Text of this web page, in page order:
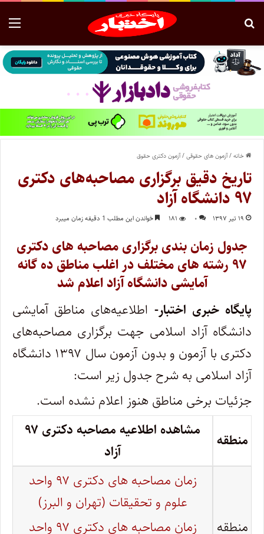
خانه/آزمون های حقوقی/آزمون دکتری حقوق
تاریخ دقیق برگزاری مصاحبه‌های دکتری
۹۷ دانشگاه آزاد
۱۹ تیر ۱۳۹۷ ۰ ۱۸۱ خواندن این مطلب 1 دقیقه زمان میبرد
جدول زمان بندی برگزاری مصاحبه های دکتری
۹۷ رشته های مختلف در اغلب مناطق ده گانه
آمایشی دانشگاه آزاد اعلام شد
پایگاه خبری اختبار- اطلاعیه‌های مناطق آمایشی
دانشگاه آزاد اسلامی جهت برگزاری مصاحبه‌های
دکتری با آزمون و بدون آزمون سال ۱۳۹۷ دانشگاه
آزاد اسلامی به شرح جدول زیر است:
جزئیات برخی مناطق هنوز اعلام نشده است.
منطقه
مشاهده اطلاعیه مصاحبه دکتری ۹۷
آزاد
منطقه
زمان مصاحبه های دکتری ۹۷ واحد
علوم و تحقیقات (تهران و البرز)
زمان مصاحبه های دکتری ۹۷ واحد